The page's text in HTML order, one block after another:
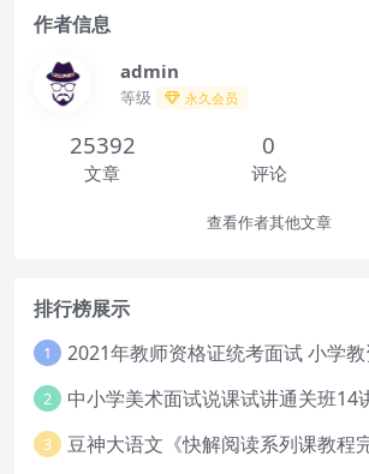
作者信息
admin
等级 永久会员
25392
文章
0
评论
查看作者其他文章
排行榜展示
1
2
3 豆神大语文《快解阅读系列课教程